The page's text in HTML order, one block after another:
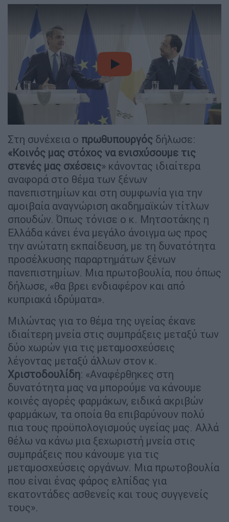
video
Στη συνέχεια ο πρωθυπουργός δήλωσε:
«Κοινός μας στόχος να ενισχύσουμε τις
στενές μας σχέσεις» κάνοντας ιδιαίτερα
αναφορά στο θέμα των ξένων
πανεπιστημίων και στη συμφωνία για την
αμοιβαία αναγνώριση ακαδημαϊκών τίτλων
σπουδών. Όπως τόνισε ο κ. Μητσοτάκης η
Ελλάδα κάνει ένα μεγάλο άνοιγμα ως προς
την ανώτατη εκπαίδευση, με τη δυνατότητα
προσέλκυσης παραρτημάτων ξένων
πανεπιστημίων. Μια πρωτοβουλία, που όπως
δήλωσε, «θα βρει ενδιαφέρον και από
κυπριακά ιδρύματα».
Μιλώντας για το θέμα της υγείας έκανε
ιδιαίτερη μνεία στις συμπράξεις μεταξύ των
δύο χωρών για τις μεταμοσχεύσεις
λέγοντας μεταξύ άλλων στον κ.
Χριστοδουλίδη: «Αναφέρθηκες στη
δυνατότητα μας να μπορούμε να κάνουμε
κοινές αγορές φαρμάκων, ειδικά ακριβών
φαρμάκων, τα οποία θα επιβαρύνουν πολύ
πια τους προϋπολογισμούς υγείας μας. Αλλά
θέλω να κάνω μια ξεχωριστή μνεία στις
συμπράξεις που κάνουμε για τις
μεταμοσχεύσεις οργάνων. Μια πρωτοβουλία
που είναι ένας φάρος ελπίδας για
εκατοντάδες ασθενείς και τους συγγενείς
τους».